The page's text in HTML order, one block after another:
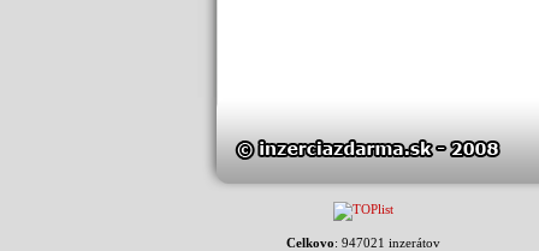
Celkovo: 947021 inzerátov